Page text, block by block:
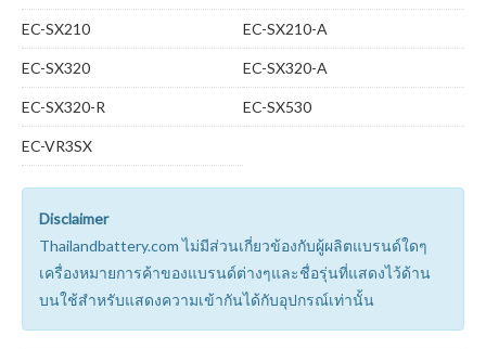
EC-SX210 EC-SX210-A
EC-SX320 EC-SX320-A
EC-SX320-R EC-SX530
EC-VR3SX
Disclaimer
Thailandbattery.com ไม่มีส่วนเกี่ยวข้องกับผู้ผลิตแบรนด์ใดๆ
เครื่องหมายการค้าของแบรนด์ต่างๆและชื่อรุ่นที่แสดงไว้ด้าน
บนใช้สำหรับแสดงความเข้ากันได้กับอุปกรณ์เท่านั้น